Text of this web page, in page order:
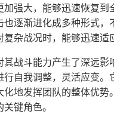
强大，能够迅速恢复
逐渐进化成多种形式
杂战况时，能够迅速适
战斗能力产生了深远影
自我调整，灵活应变
地发挥团队的整体优
键角色。